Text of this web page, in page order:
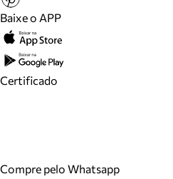
Baixe o APP
Certificado
Compre pelo Whatsapp